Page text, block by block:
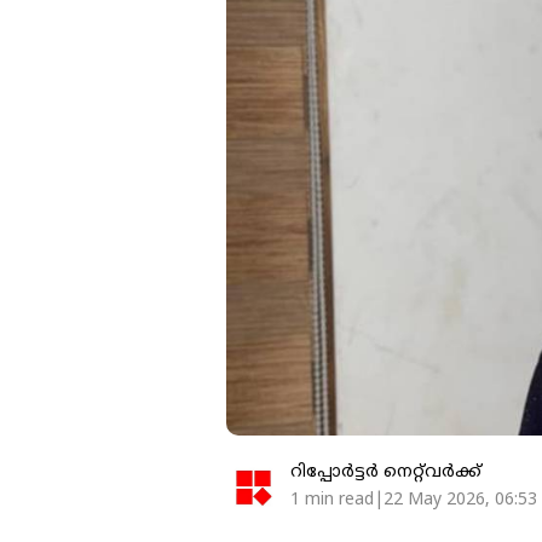
റിപ്പോർട്ടർ നെറ്റ്‌വര്‍ക്ക്‌
1 min read|22 May 2026, 06:53